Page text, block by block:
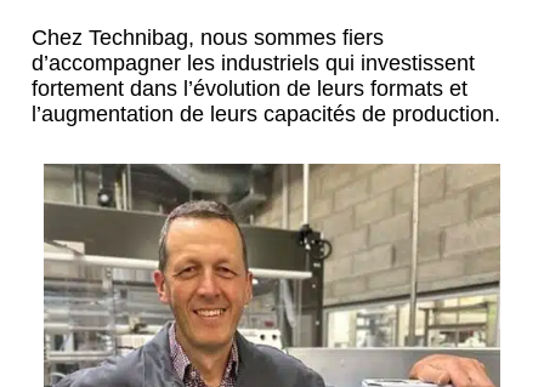
Chez Technibag, nous sommes fiers
d’accompagner les industriels qui investissent
fortement dans l’évolution de leurs formats et
l’augmentation de leurs capacités de production.